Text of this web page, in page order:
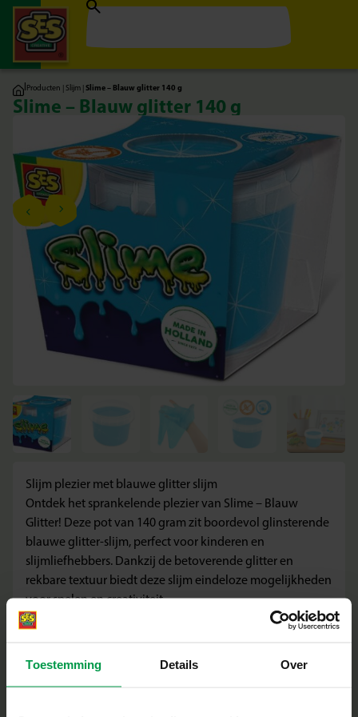
Toestemming Details Over
|Producten | Slijm |Slime – Blauw glitter 140 g
Slime – Blauw glitter 140 g
Slijm plezier met blauwe glitter slijm
Ontdek het sprankelende plezier van Slime – Blauw
Glitter! Deze pot van 140 gram zit boordevol glinsterende
blauwe glitter-slijm, perfect voor kinderen en
slijmliefhebbers. Dankzij de betoverende glitter en
rekbare textuur biedt deze slijm eindeloze mogelijkheden
voor spelen en creativiteit.
Wat deze Set Geweldig Maakt
je collectie slijm mee uit te breiden
– De slijm van SES Creative is veilig, geproduceerde en
+